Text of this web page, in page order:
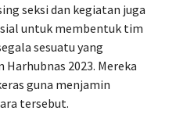
seksi dan kegiatan juga
untuk membentuk tim
sesuatu yang
2023. Mereka
guna menjamin
tersebut.